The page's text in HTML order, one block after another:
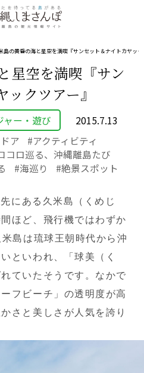
島の黄昏の海と星空を満喫『サンセット＆ナイトカヤック
星空を満喫『サン
クツアー』
ャー・遊び
2015.7.13
ア
アクティビティ
コロ巡る、沖縄離島たび
海巡り 絶景スポット
にある久米島（くめじ
ほど、飛行機ではわずか
島は琉球王朝時代から沖
といわれ、「球美（く
ていたそうです。なかで
フビーチ」の透明度が高
さと美しさが人気を誇り